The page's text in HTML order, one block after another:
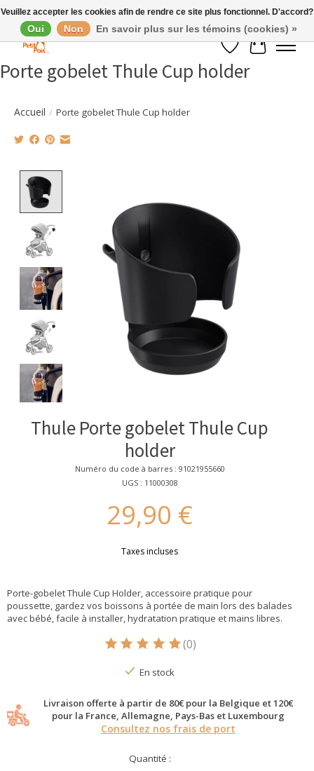
Liste de souhaits
Panier
Porte gobelet Thule Cup holder
Accueil / Porte gobelet Thule Cup holder
Thule Porte gobelet Thule Cup
holder
Numéro du code à barres : 91021955660
UGS : 11000308
29,90 €
Taxes incluses
Porte-gobelet Thule Cup Holder, accessoire pratique pour
poussette, gardez vos boissons à portée de main lors des balades
avec bébé, facile à installer, hydratation pratique et mains libres.
Ce produit est évalué à
(0)
En stock
Livraison offerte à partir de 80€ pour la Belgique et 120€
pour la France, Allemagne, Pays-Bas et Luxembourg
Consultez nos frais de port
Quantité :
Veuillez accepter les cookies afin de rendre ce site plus fonctionnel. D'accord?
Oui Non En savoir plus sur les témoins (cookies) »